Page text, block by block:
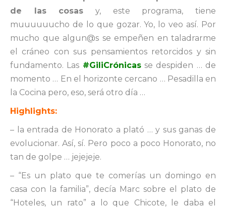
de las cosas y, este programa, tiene
muuuuuucho de lo que gozar. Yo, lo veo así. Por
mucho que algun@s se empeñen en taladrarme
el cráneo con sus pensamientos retorcidos y sin
fundamento. Las #GiliCrónicasse despiden … de
momento … En el horizonte cercano … Pesadilla en
la Cocina pero, eso, será otro día …
Highlights:
– la entrada de Honorato a plató … y sus ganas de
evolucionar. Así, sí. Pero poco a poco Honorato, no
tan de golpe … jejejeje.
– “Es un plato que te comerías un domingo en
casa con la familia”, decía Marc sobre el plato de
“Hoteles, un rato” a lo que Chicote, le daba el